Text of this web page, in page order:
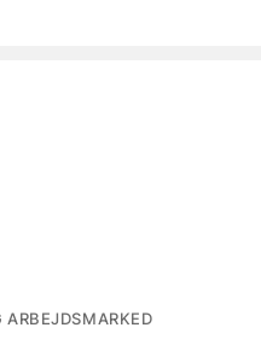
ARBEJDSMARKED